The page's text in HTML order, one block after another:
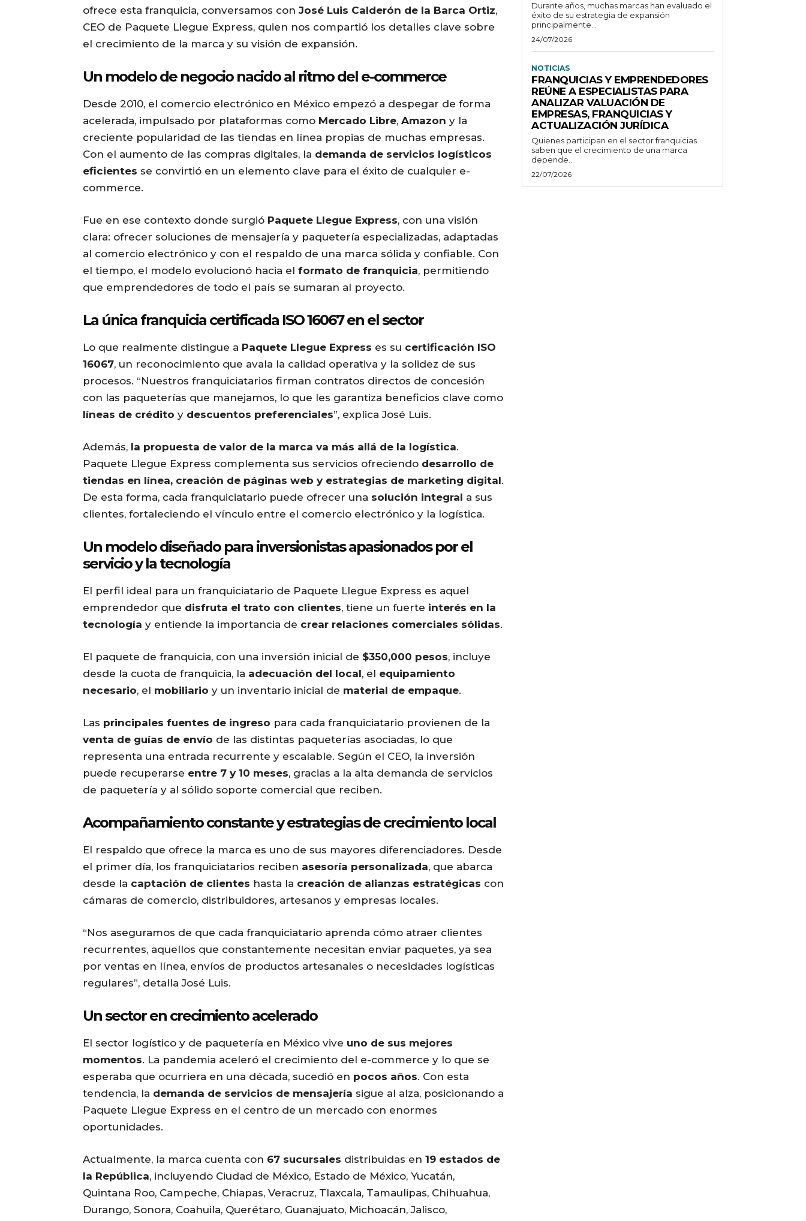
ofrece esta franquicia, conversamos con José Luis Calderón de la Barca Ortiz,
CEO de Paquete Llegue Express, quien nos compartió los detalles clave sobre
el crecimiento de la marca y su visión de expansión.
Un modelo de negocio nacido al ritmo del e-commerce
Desde 2010, el comercio electrónico en México empezó a despegar de forma
acelerada, impulsado por plataformas como Mercado Libre, Amazon y la
creciente popularidad de las tiendas en línea propias de muchas empresas.
Con el aumento de las compras digitales, la demanda de servicios logísticos
eficientes se convirtió en un elemento clave para el éxito de cualquier e-
commerce.
Fue en ese contexto donde surgió Paquete Llegue Express, con una visión
clara: ofrecer soluciones de mensajería y paquetería especializadas, adaptadas
al comercio electrónico y con el respaldo de una marca sólida y confiable. Con
el tiempo, el modelo evolucionó hacia el formato de franquicia, permitiendo
que emprendedores de todo el país se sumaran al proyecto.
La única franquicia certificada ISO 16067 en el sector
Lo que realmente distingue a Paquete Llegue Express es su certificación ISO
16067, un reconocimiento que avala la calidad operativa y la solidez de sus
procesos. “Nuestros franquiciatarios firman contratos directos de concesión
con las paqueterías que manejamos, lo que les garantiza beneficios clave como
líneas de crédito y descuentos preferenciales”, explica José Luis.
Además, la propuesta de valor de la marca va más allá de la logística.
Paquete Llegue Express complementa sus servicios ofreciendo desarrollo de
tiendas en línea, creación de páginas web y estrategias de marketing digital.
De esta forma, cada franquiciatario puede ofrecer una solución integral a sus
clientes, fortaleciendo el vínculo entre el comercio electrónico y la logística.
Un modelo diseñado para inversionistas apasionados por el
servicio y la tecnología
El perfil ideal para un franquiciatario de Paquete Llegue Express es aquel
emprendedor que disfruta el trato con clientes, tiene un fuerte interés en la
tecnología y entiende la importancia de crear relaciones comerciales sólidas.
El paquete de franquicia, con una inversión inicial de $350,000 pesos, incluye
desde la cuota de franquicia, la adecuación del local, el equipamiento
necesario, el mobiliario y un inventario inicial de material de empaque.
Las principales fuentes de ingreso para cada franquiciatario provienen de la
venta de guías de envío de las distintas paqueterías asociadas, lo que
representa una entrada recurrente y escalable. Según el CEO, la inversión
puede recuperarse entre 7 y 10 meses, gracias a la alta demanda de servicios
de paquetería y al sólido soporte comercial que reciben.
Acompañamiento constante y estrategias de crecimiento local
El respaldo que ofrece la marca es uno de sus mayores diferenciadores. Desde
el primer día, los franquiciatarios reciben asesoría personalizada, que abarca
desde la captación de clientes hasta la creación de alianzas estratégicas con
cámaras de comercio, distribuidores, artesanos y empresas locales.
“Nos aseguramos de que cada franquiciatario aprenda cómo atraer clientes
recurrentes, aquellos que constantemente necesitan enviar paquetes, ya sea
por ventas en línea, envíos de productos artesanales o necesidades logísticas
regulares”, detalla José Luis.
Un sector en crecimiento acelerado
El sector logístico y de paquetería en México vive uno de sus mejores
momentos. La pandemia aceleró el crecimiento del e-commerce y lo que se
esperaba que ocurriera en una década, sucedió en pocos años. Con esta
tendencia, la demanda de servicios de mensajería sigue al alza, posicionando a
Paquete Llegue Express en el centro de un mercado con enormes
oportunidades.
Actualmente, la marca cuenta con 67 sucursales distribuidas en 19 estados de
la República, incluyendo Ciudad de México, Estado de México, Yucatán,
Quintana Roo, Campeche, Chiapas, Veracruz, Tlaxcala, Tamaulipas, Chihuahua,
Durango, Sonora, Coahuila, Querétaro, Guanajuato, Michoacán, Jalisco,
Durante años, muchas marcas han evaluado el
éxito de su estrategia de expansión
principalmente...
24/07/2026
NOTICIAS
FRANQUICIAS Y EMPRENDEDORES
REÚNE A ESPECIALISTAS PARA
ANALIZAR VALUACIÓN DE
EMPRESAS, FRANQUICIAS Y
ACTUALIZACIÓN JURÍDICA
Quienes participan en el sector franquicias
saben que el crecimiento de una marca
depende...
22/07/2026